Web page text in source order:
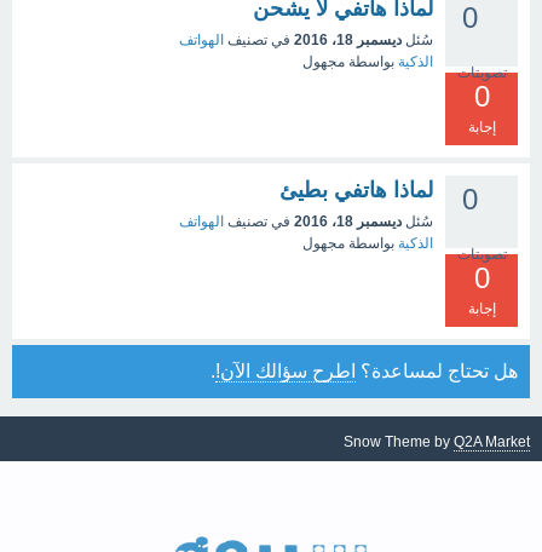
0
تصويتات
0
إجابة
لماذا هاتفي لا يشحن
سُئل ديسمبر 18، 2016 في تصنيف الهواتف
الذكية بواسطة مجهول
0
تصويتات
0
إجابة
لماذا هاتفي بطيئ
سُئل ديسمبر 18، 2016 في تصنيف الهواتف
الذكية بواسطة مجهول
هل تحتاج لمساعدة؟ اطرح سؤالك الآن!.
Snow Theme by Q2A Market